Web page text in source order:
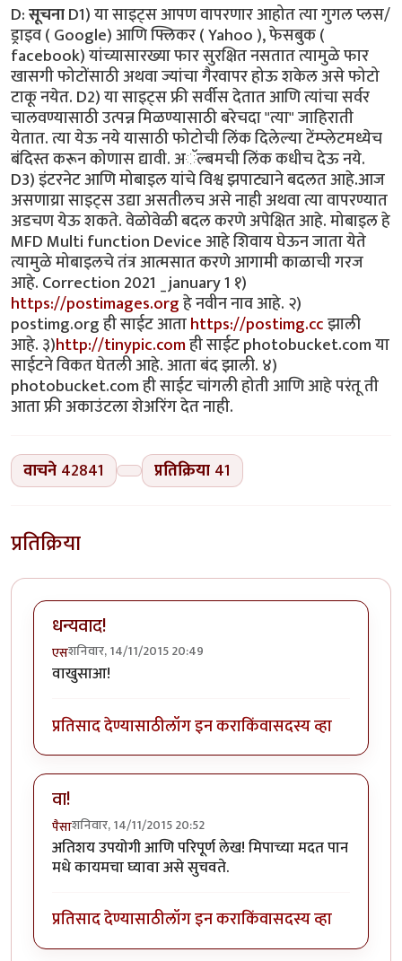
D:सूचनाD1) या साइट्स आपण वापरणार आहोत त्या गुगल प्लस/
ड्राइव ( Google) आणि फ्लिकर ( Yahoo ), फेसबुक (
facebook) यांच्यासारख्या फार सुरक्षित नसतात त्यामुळे फार
खासगी फोटोंसाठी अथवा ज्यांचा गैरवापर होऊ शकेल असे फोटो
टाकू नयेत. D2) या साइट्स फ्री सर्वीस देतात आणि त्यांचा सर्वर
चालवण्यासाठी उत्पन्न मिळण्यासाठी बरेचदा "त्या" जाहिराती
येतात. त्या येऊ नये यासाठी फोटोची लिंक दिलेल्या टेंम्प्लेटमध्येच
बंदिस्त करून कोणास द्यावी. अॅल्बमची लिंक कधीच देऊ नये.
D3) इंटरनेट आणि मोबाइल यांचे विश्व झपाट्याने बदलत आहे.आज
असणाय्रा साइट्स उद्या असतीलच असे नाही अथवा त्या वापरण्यात
अडचण येऊ शकते. वेळोवेळी बदल करणे अपेक्षित आहे. मोबाइल हे
MFD Multi function Device आहे शिवाय घेऊन जाता येते
त्यामुळे मोबाइलचे तंत्र आत्मसात करणे आगामी काळाची गरज
आहे. Correction 2021 _january 1 १)
https://postimages.orgहे नवीन नाव आहे. २)
postimg.org ही साईट आताhttps://postimg.ccझाली
आहे. ३)http://tinypic.comही साईट photobucket.com या
साईटने विकत घेतली आहे. आता बंद झाली. ४)
photobucket.com ही साईट चांगली होती आणि आहे परंतू ती
आता फ्री अकाउंटला शेअरिंग देत नाही.
वाचने 42841 प्रतिक्रिया 41
प्रतिक्रिया
धन्यवाद!
एसशनिवार, 14/11/2015 20:49
वाखुसाआ!
प्रतिसाद देण्यासाठीलॉग इन कराकिंवासदस्य व्हा
वा!
पैसाशनिवार, 14/11/2015 20:52
अतिशय उपयोगी आणि परिपूर्ण लेख! मिपाच्या मदत पान
मधे कायमचा घ्यावा असे सुचवते.
प्रतिसाद देण्यासाठीलॉग इन कराकिंवासदस्य व्हा